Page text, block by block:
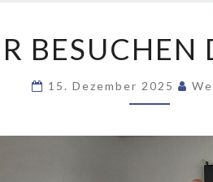
BESUCHEN
15. Dezember 2025